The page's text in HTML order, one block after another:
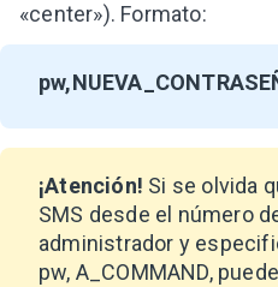
«center»). Formato:
¡Atención! Si se olvida
SMS desde el número
administrador y
pw, A_COMMAND,